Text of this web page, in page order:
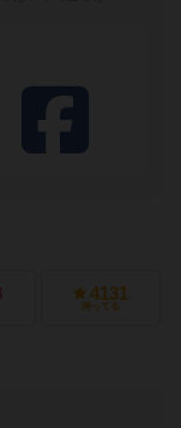
4131
持ってる